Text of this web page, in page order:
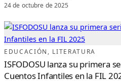
24 de octubre de 2025
EDUCACIÓN , LITERATURA
ISFODOSU lanza su primera
Cuentos Infantiles en la FIL